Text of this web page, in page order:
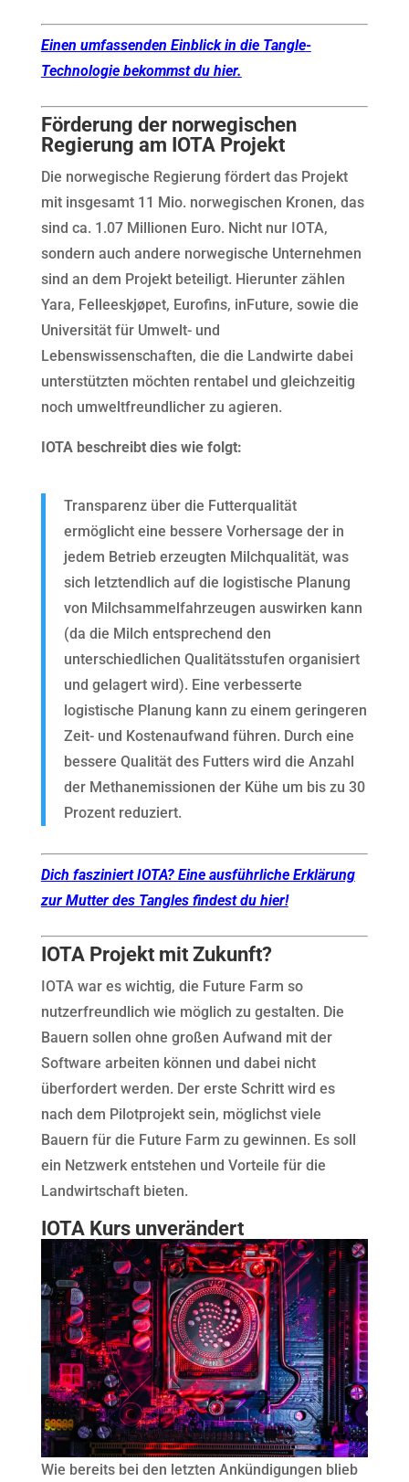
Einen umfassenden Einblick in die Tangle-
Technologie bekommst du hier.
Förderung der norwegischen
Regierung am IOTA Projekt
Die norwegische Regierung fördert das Projekt
mit insgesamt 11 Mio. norwegischen Kronen, das
sind ca. 1.07 Millionen Euro. Nicht nur IOTA,
sondern auch andere norwegische Unternehmen
sind an dem Projekt beteiligt. Hierunter zählen
Yara, Felleeskjøpet, Eurofins, inFuture, sowie die
Universität für Umwelt- und
Lebenswissenschaften, die die Landwirte dabei
unterstützten möchten rentabel und gleichzeitig
noch umweltfreundlicher zu agieren.
IOTA beschreibt dies wie folgt:
Transparenz über die Futterqualität
ermöglicht eine bessere Vorhersage der in
jedem Betrieb erzeugten Milchqualität, was
sich letztendlich auf die logistische Planung
von Milchsammelfahrzeugen auswirken kann
(da die Milch entsprechend den
unterschiedlichen Qualitätsstufen organisiert
und gelagert wird). Eine verbesserte
logistische Planung kann zu einem geringeren
Zeit- und Kostenaufwand führen. Durch eine
bessere Qualität des Futters wird die Anzahl
der Methanemissionen der Kühe um bis zu 30
Prozent reduziert.
Dich fasziniert IOTA? Eine ausführliche Erklärung
zur Mutter des Tangles findest du hier!
IOTA Projekt mit Zukunft?
IOTA war es wichtig, die Future Farm so
nutzerfreundlich wie möglich zu gestalten. Die
Bauern sollen ohne großen Aufwand mit der
Software arbeiten können und dabei nicht
überfordert werden. Der erste Schritt wird es
nach dem Pilotprojekt sein, möglichst viele
Bauern für die Future Farm zu gewinnen. Es soll
ein Netzwerk entstehen und Vorteile für die
Landwirtschaft bieten.
IOTA Kurs unverändert
Wie bereits bei den letzten Ankündigungen blieb